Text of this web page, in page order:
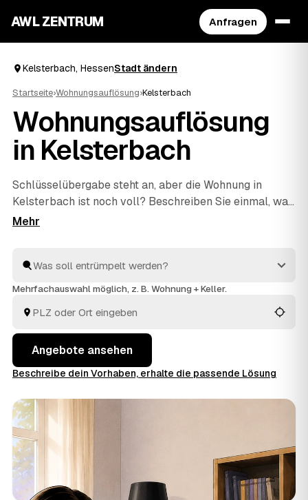
AWL ZENTRUM Anfragen
Kelsterbach, HessenStadt ändern
Startseite›Wohnungsauflösung›Kelsterbach
Wohnungsauflösung
in Kelsterbach
Schlüsselübergabe steht an, aber die Wohnung in
Kelsterbach ist noch voll? Beschreiben Sie einmal, was
raus muss, und über AWL erreichen Sie Festpreis-
die komplette Räumung und sorgen dafür, dass die
Wohnung besenrein und termingerecht zurückgeht. In
Mehrfachauswahl möglich, z. B. Wohnung + Keller.
Angebote ansehen
Beschreibe dein Vorhaben, erhalte die passende Lösung